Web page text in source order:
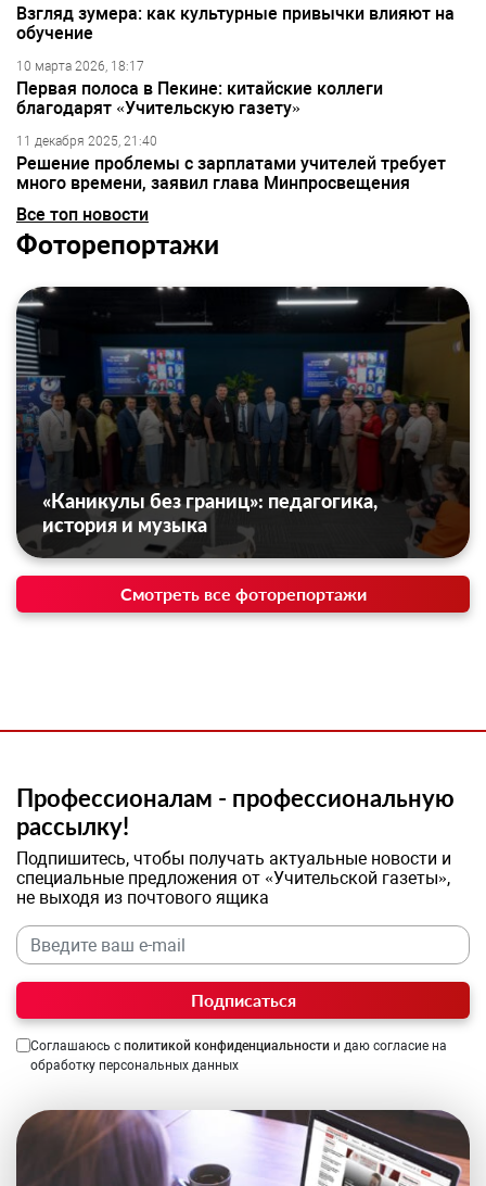
Взгляд зумера: как культурные привычки влияют на
обучение
10 марта 2026, 18:17
Первая полоса в Пекине: китайские коллеги
благодарят «Учительскую газету»
11 декабря 2025, 21:40
Решение проблемы с зарплатами учителей требует
много времени, заявил глава Минпросвещения
Все топ новости
Фоторепортажи
«Каникулы без границ»: педагогика,
история и музыка
Смотреть все фоторепортажи
Профессионалам - профессиональную
рассылку!
Подпишитесь, чтобы получать актуальные новости и
специальные предложения от «Учительской газеты»,
не выходя из почтового ящика
Подписаться
Соглашаюсь с политикой конфиденциальности и даю согласие на
обработку персональных данных